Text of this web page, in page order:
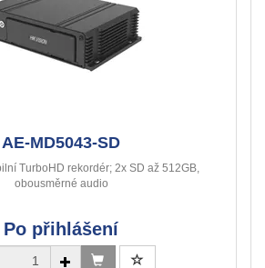
AE-MD5043-SD
TurboHD rekordér; 2x SD až 512GB,
obousměrné audio
Po přihlášení